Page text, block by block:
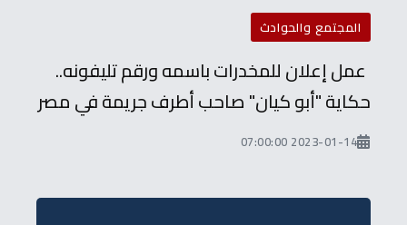
المجتمع والحوادث
عمل إعلان للمخدرات باسمه ورقم تليفونه..
حكاية "أبو كيان" صاحب أطرف جريمة في مصر
2023-01-14 07:00:00